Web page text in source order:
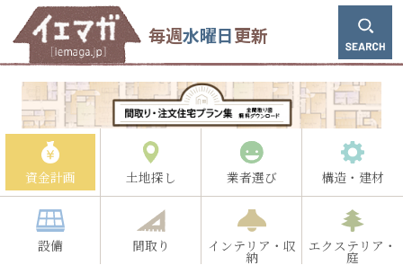
毎週水曜日更新
資金計画 土地探し 業者選び 構造・建材
設備 間取り インテリア・収
納
エクステリア・
庭